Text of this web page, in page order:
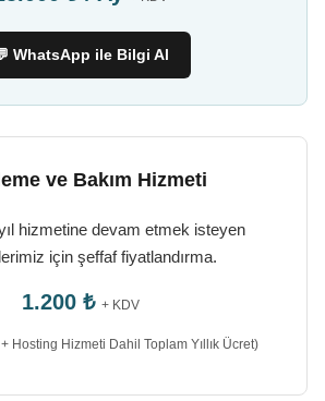
WhatsApp ile Bilgi Al
ve Bakım Hizmeti
hizmetine devam etmek isteyen
için şeffaf fiyatlandırma.
1.200 ₺ + KDV
Hosting Hizmeti Dahil Toplam Yıllık Ücret)